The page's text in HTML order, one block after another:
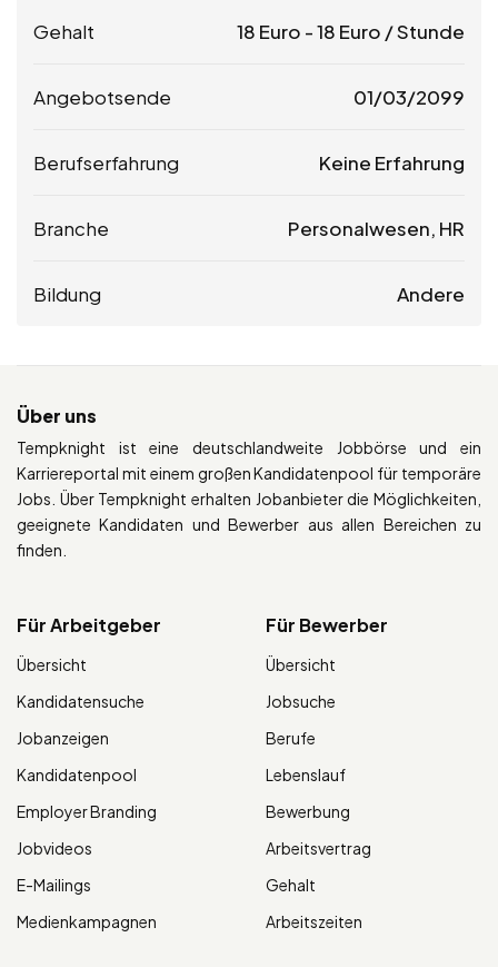
Gehalt 18 Euro -18 Euro / Stunde
Angebotsende 01/03/2099
Berufserfahrung Keine Erfahrung
Branche Personalwesen, HR
Bildung Andere
Über uns
Tempknight ist eine deutschlandweite Jobbörse und ein
Karriereportal mit einem großen Kandidatenpool für temporäre
Jobs. Über Tempknight erhalten Jobanbieter die Möglichkeiten,
geeignete Kandidaten und Bewerber aus allen Bereichen zu
finden.
Für Arbeitgeber
Übersicht
Kandidatensuche
Jobanzeigen
Kandidatenpool
Employer Branding
Jobvideos
E-Mailings
Medienkampagnen
Für Bewerber
Übersicht
Jobsuche
Berufe
Lebenslauf
Bewerbung
Arbeitsvertrag
Gehalt
Arbeitszeiten